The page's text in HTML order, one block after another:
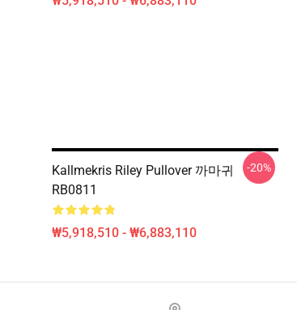
Kallmekris Riley Pullover 까마귀
RB0811
₩5,918,510 - ₩6,883,110
-20%